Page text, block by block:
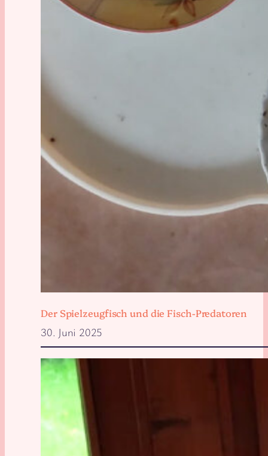
Der Spielzeugfisch und die Fisch-Predatoren
30. Juni 2025